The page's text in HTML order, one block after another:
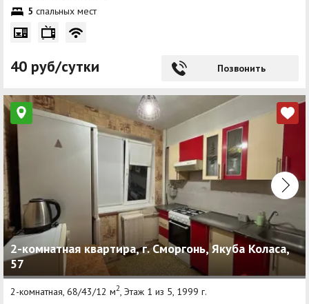
5 спальных мест
40 руб/сутки Позвонить
2-комнатная квартира, г. Сморгонь, Якуба Коласа,
57
2-комнатная, 68/43/12 м2, Этаж 1 из 5, 1999 г.